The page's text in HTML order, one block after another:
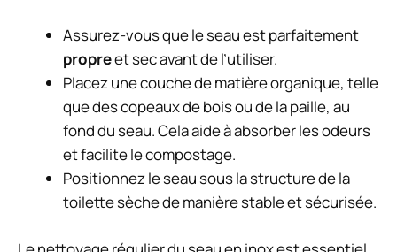
Assurez-vous que le seau est parfaitement
propreet sec avant de l’utiliser.
Placez une couche de matière organique, telle
que des copeaux de bois ou de la paille, au
fond du seau. Cela aide à absorber les odeurs
et facilite le compostage.
Positionnez le seau sous la structure de la
toilette sèche de manière stable et sécurisée.